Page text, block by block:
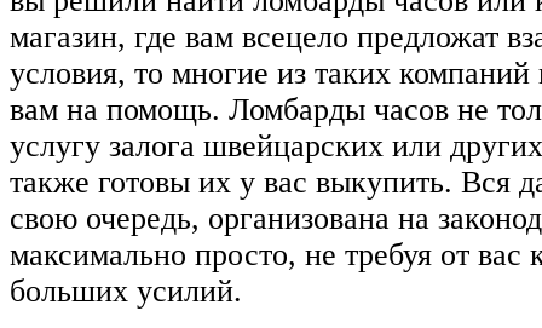
магазин, где вам всецело предложат
условия, то многие из таких компаний
вам на помощь. Ломбарды часов не
услугу залога швейцарских или
также готовы их у вас выкупить. Вся
свою очередь, организована на
максимально просто, не требуя от вас
больших усилий.